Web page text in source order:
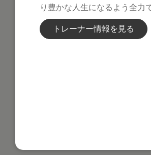
り豊かな人生になるよう全力
トレーナー情報を見る